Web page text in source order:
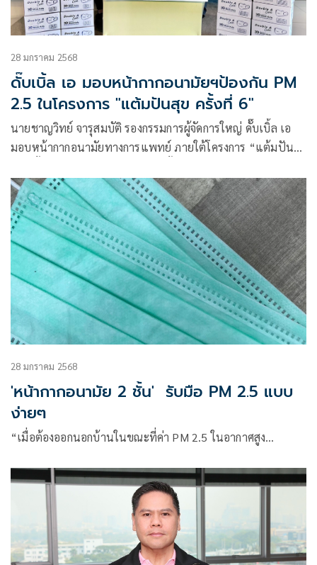
28 มกราคม 2568
ดั๊บเบิ้ล เอ มอบหน้ากากอนามัยฯป้องกัน PM
2.5 ในโครงการ "แต้มปันสุข ครั้งที่ 6"
นายชาญวิทย์ จารุสมบัติ รองกรรมการผู้จัดการใหญ่ ดั๊บเบิ้ล เอ
มอบหน้ากากอนามัยทางการแพทย์ ภายใต้โครงการ “แต้มปัน
สุขโดยการนำแต้มสะสมจากการสแกน QR Code ข้างกล่อง
เปลี่ยนเป็นหน้ากากอนามัยทางการแพทย์ Double A Care
สำหรับเด็ก
28 มกราคม 2568
'หน้ากากอนามัย 2 ชั้น' รับมือ PM 2.5 แบบ
ง่ายๆ
“เมื่อต้องออกนอกบ้านในขณะที่ค่า PM 2.5 ในอากาศสูง…